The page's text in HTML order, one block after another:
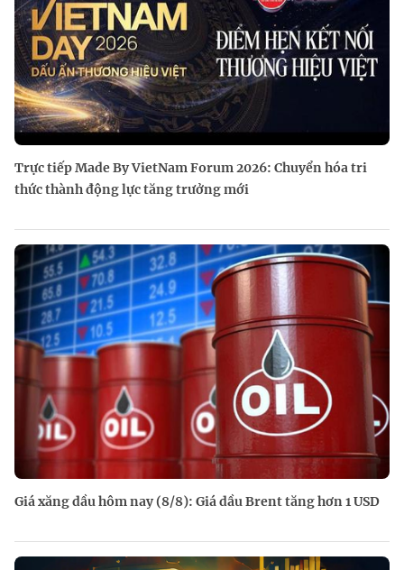
Trực tiếp Made By VietNam Forum 2026: Chuyển hóa tri
thức thành động lực tăng trưởng mới
Giá xăng dầu hôm nay (8/8): Giá dầu Brent tăng hơn 1 USD